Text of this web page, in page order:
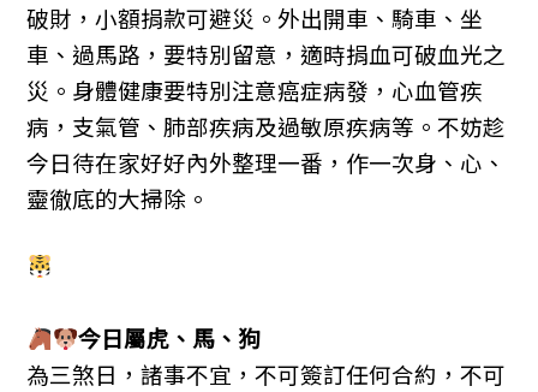
破財，小額捐款可避災。外出開車、騎車、坐
車、過馬路，要特別留意，適時捐血可破血光之
災。身體健康要特別注意癌症病發，心血管疾
病，支氣管、肺部疾病及過敏原疾病等。不妨趁
今日待在家好好內外整理一番，作一次身、心、
靈徹底的大掃除。
今日屬虎、 馬、 狗
為三煞日，諸事不宜，不可簽訂任何合約，不可